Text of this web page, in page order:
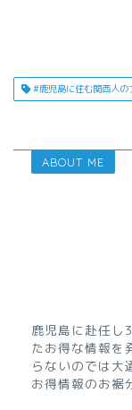
#鹿児島に住む関西人の
ABOUT ME
鹿児島に赴任し
たお得な情報を
らないのでは大
お得情報のお裾